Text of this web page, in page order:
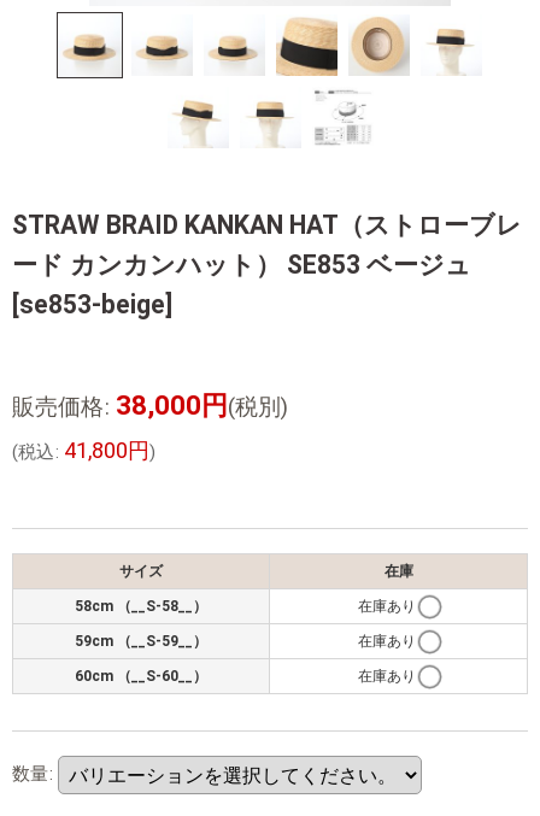
STRAW BRAID KANKAN HAT（ストローブレ
ード カンカンハット） SE853 ベージュ
[se853-beige]
販売価格: 38,000円(税別)
(税込: 41,800円)
サイズ 在庫
58cm （__S-58__） 在庫あり
59cm （__S-59__） 在庫あり
60cm （__S-60__） 在庫あり
数量: